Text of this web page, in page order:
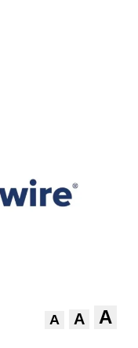
A A A